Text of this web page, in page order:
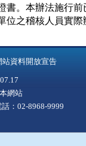
書。本辦法施行
站資料開放宣告
網站
：02-8968-9999